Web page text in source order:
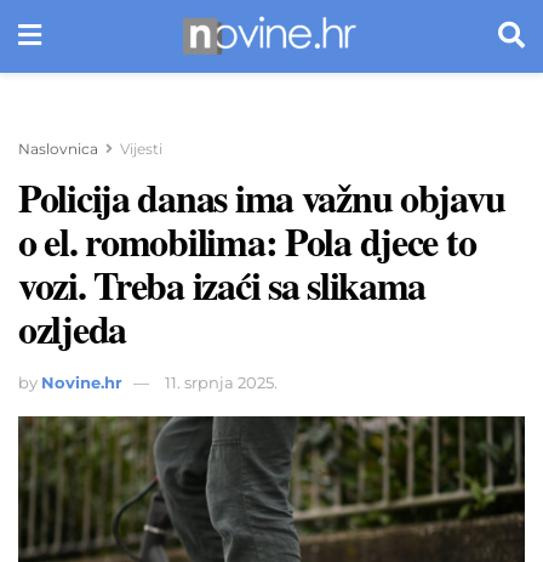
Naslovnica Vijesti
Policija danas ima važnu objavu
o el. romobilima: Pola djece to
vozi. Treba izaći sa slikama
ozljeda
by Novine.hr 11. srpnja 2025.